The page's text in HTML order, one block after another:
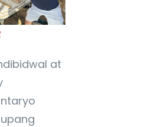
at